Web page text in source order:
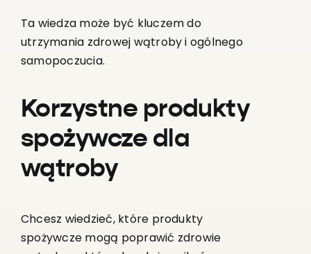
Ta wiedza może być kluczem do
utrzymania zdrowej wątroby i ogólnego
samopoczucia.
Korzystne produkty
spożywcze dla
wątroby
Chcesz wiedzieć, które produkty
spożywcze mogą poprawić zdrowie